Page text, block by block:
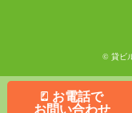
お電話で
お問い合わせ
© 貸ビ